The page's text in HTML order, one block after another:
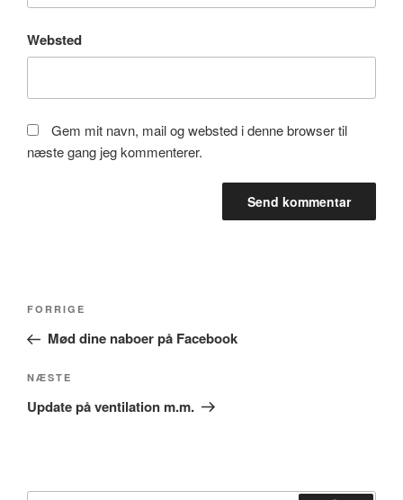
Websted
Gem mit navn, mail og websted i denne browser til
næste gang jeg kommenterer.
Indlægsnavigation
Forrige
indlæg
FORRIGE
Mød dine naboer på Facebook
Næste
indlæg
NÆSTE
Update på ventilation m.m.